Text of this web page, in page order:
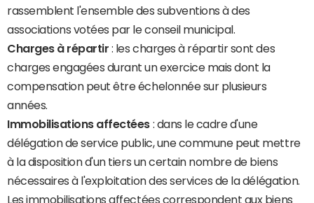
rassemblent l'ensemble des subventions à des
associations votées par le conseil municipal.
Charges à répartir : les charges à répartir sont des
charges engagées durant un exercice mais dont la
compensation peut être échelonnée sur plusieurs
années.
Immobilisations affectées : dans le cadre d'une
délégation de service public, une commune peut mettre
à la disposition d'un tiers un certain nombre de biens
nécessaires à l'exploitation des services de la délégation.
Les immobilisations affectées correspondent aux biens